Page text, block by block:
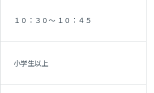
１０：３０～ １０：４５
小学生以上